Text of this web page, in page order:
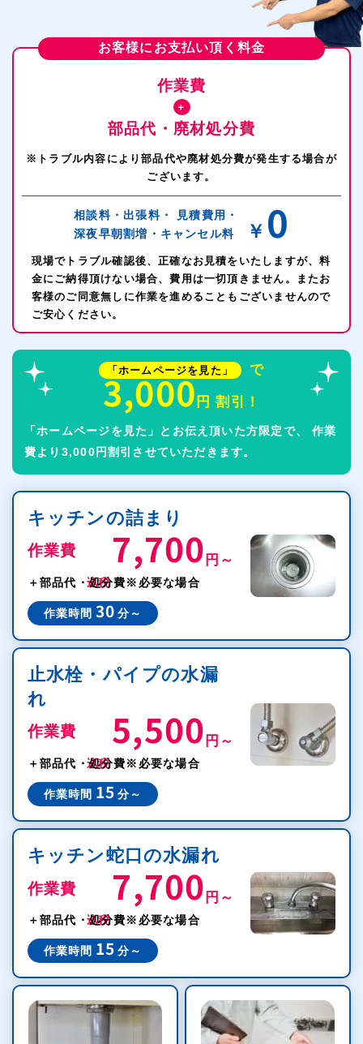
お客様にお支払い頂く料金
作業費
＋
部品代・廃材処分費
※トラブル内容により部品代や廃材処分費が発生する場合が
ございます。
相談料・出張料・
見積費用・
深夜早朝割増・ キャンセル料 ￥ 0
現場でトラブル確認後、正確なお見積をいたしますが、料
金にご納得頂けない場合、費用は一切頂きません。またお
客様のご同意無しに作業を進めることもございませんので
ご安心ください。
「ホームページを見た」 で
3,000 円 割引！
「ホームページを見た」とお伝え頂いた方限定で、
作業
費より3,000円割引させていただきます。
キッチンの詰まり
作業費 7,700 円～
＋部品代・処分費※必要な場合
作業時間 30 分～
止水栓・パイプの水漏
れ
作業費 5,500 円～
＋部品代・処分費※必要な場合
作業時間 15 分～
キッチン蛇口の水漏れ
作業費 7,700 円～
＋部品代・処分費※必要な場合
作業時間 15 分～